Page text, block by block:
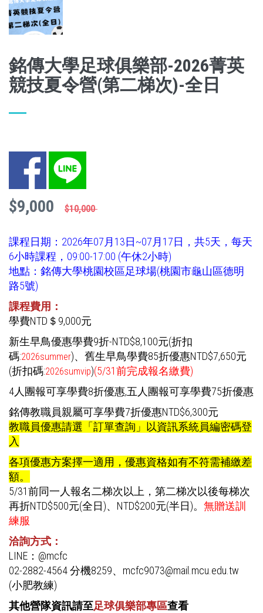
銘傳大學足球俱樂部-2026菁英
競技夏令營(第二梯次)-全日
Facebook LINE
$9,000 $10,000
課程日期：2026年07月13日~07月17日，共5天，每天
6小時課程，09:00-17:00 (午休2小時)
地點：銘傳大學桃園校區足球場(桃園市龜山區德明
路5號)
課程費用：
學費NTD＄9,000元
新生早鳥優惠學費9折-NTD$8,100元(折扣
碼:2026summer)、舊生早鳥學費85折優惠NTD$7,650元
(折扣碼:2026sumvip)(5/31前完成報名繳費)
4人團報可享學費8折優惠,五人團報可享學費75折優惠
銘傳教職員親屬可享學費7折優惠NTD$6,300元
教職員優惠請選「訂單查詢」以資訊系統員編密碼登
入
各項優惠方案擇一適用，優惠資格如有不符需補繳差
額。
5/31前同一人報名二梯次以上，第二梯次以後每梯次
再折NTD$500元(全日)、NTD$200元(半日)。 無贈送訓
練服
洽詢方式：
LINE：@mcfc
02-2882-4564 分機8259、mcfc9073@mail.mcu.edu.tw
(小肥教練)
其他營隊資訊請至足球俱樂部專區查看